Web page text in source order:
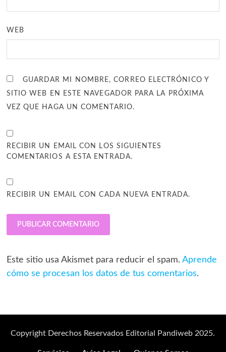
WEB
GUARDAR MI NOMBRE, CORREO ELECTRÓNICO Y
SITIO WEB EN ESTE NAVEGADOR PARA LA PRÓXIMA
VEZ QUE HAGA UN COMENTARIO.
RECIBIR UN EMAIL CON LOS SIGUIENTES
COMENTARIOS A ESTA ENTRADA.
RECIBIR UN EMAIL CON CADA NUEVA ENTRADA.
Este sitio usa Akismet para reducir el spam. Aprende
cómo se procesan los datos de tus comentarios.
Copyright Derechos Reservados Editorial Pandiweb 2025.